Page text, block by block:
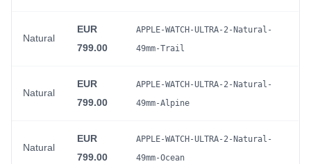
Natural
EUR
799.00
APPLE-WATCH-ULTRA-2-Natural-
49mm-Trail
Natural
EUR
799.00
APPLE-WATCH-ULTRA-2-Natural-
49mm-Alpine
Natural
EUR
799.00
APPLE-WATCH-ULTRA-2-Natural-
49mm-Ocean